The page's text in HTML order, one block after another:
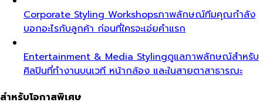
Corporate Styling Workshopsภาพลักษณ์ทีมคุณกำลัง
บอกอะไรกับลูกค้า ก่อนที่ใครจะเอ่ยคำแรก
Entertainment & Media Stylingดูแลภาพลักษณ์สำหรับ
ศิลปินที่ทำงานบนเวที หน้ากล้อง และในสายตาสาธารณะ
สำหรับโอกาสพิเศษ